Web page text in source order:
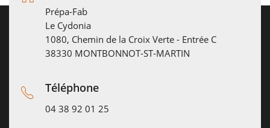
Prépa-Fab
Le Cydonia
1080, Chemin de la Croix Verte - Entrée C
38330 MONTBONNOT-ST-MARTIN
Téléphone
04 38 92 01 25